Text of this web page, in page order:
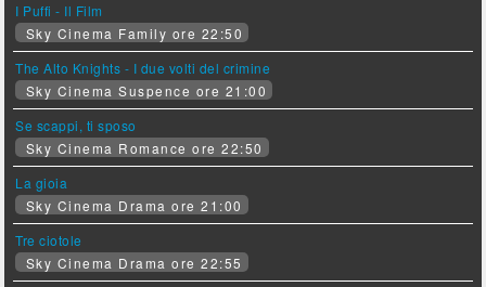
I Puffi - Il Film
Sky Cinema Family ore 22:50
The Alto Knights - I due volti del crimine
Sky Cinema Suspence ore 21:00
Se scappi, ti sposo
Sky Cinema Romance ore 22:50
La gioia
Sky Cinema Drama ore 21:00
Tre ciotole
Sky Cinema Drama ore 22:55